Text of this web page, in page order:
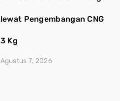
lewat Pengembangan CNG
3 Kg
Agustus 7, 2026